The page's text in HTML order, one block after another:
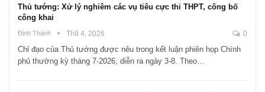
Thủ tướng: Xử lý nghiêm các vụ tiêu cực thi THPT, công bố
công khai
Đinh Thành Th8 4, 2026 0
Chỉ đạo của Thủ tướng được nêu trong kết luận phiên họp Chính
phủ thường kỳ tháng 7-2026, diễn ra ngày 3-8. Theo…